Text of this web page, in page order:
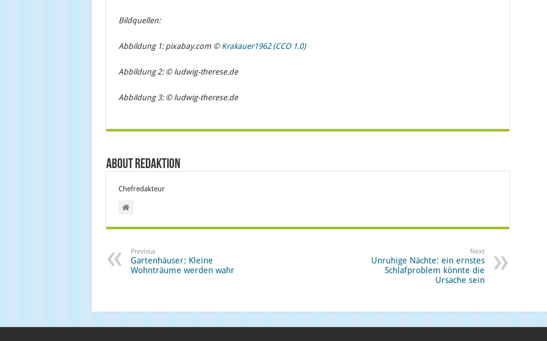
Bildquellen:
Abbildung 1: pixabay.com © Krakauer1962 (CCO 1.0)
Abbildung 2: © ludwig-therese.de
Abbildung 3: © ludwig-therese.de
About Redaktion
Chefredakteur
Previous
Gartenhäuser: Kleine
Wohnträume werden wahr
Next
Unruhige Nächte: ein ernstes
Schlafproblem könnte die
Ursache sein